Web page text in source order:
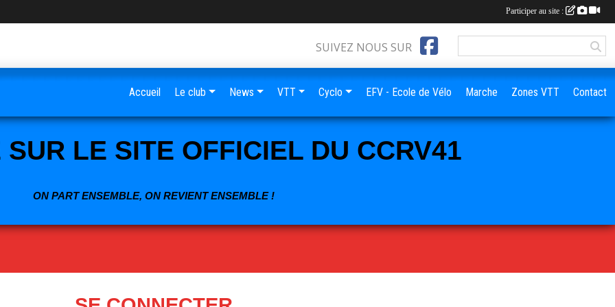
SUR LE SITE OFFICIEL DU CCRV41
ON PART ENSEMBLE, ON REVIENT ENSEMBLE !
SUIVEZ NOUS SUR
Accueil Le club News VTT Cyclo EFV - Ecole de Vélo Marche Zones VTT Contact
Participer au site :